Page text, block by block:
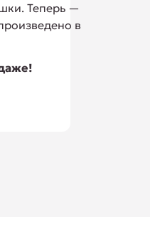
Теперь —
в